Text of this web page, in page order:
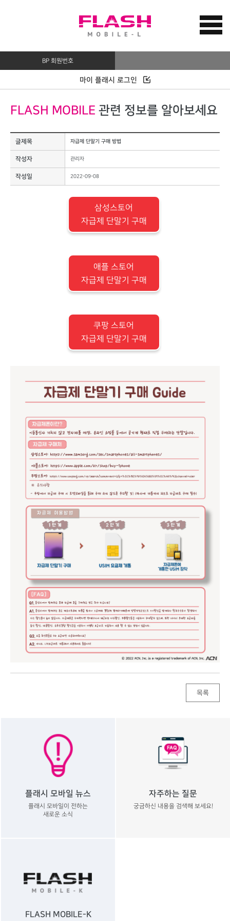
BP 회원번호
마이 플래시 로그인
FLASH MOBILE 관련 정보를 알아보세요
글제목 자급제 단말기 구매 방법
작성자 관리자
작성일 2022-09-08
삼성스토어
자급제 단말기 구매
애플 스토어
자급제 단말기 구매
쿠팡 스토어
자급제 단말기 구매
목록
플래시 모바일 뉴스
플래시 모바일이 전하는
새로운 소식
자주하는 질문
궁금하신 내용을 검색해 보세요!
FLASH MOBILE-K